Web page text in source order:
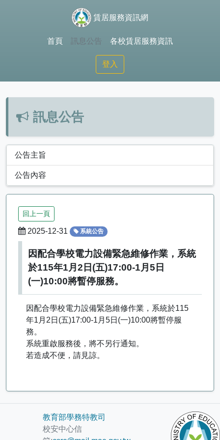
賃居服務資訊網
首頁 訊息公告 各校賃居服務資訊
登入
訊息公告
公告主旨
公告內容
回上一頁
2025-12-31 系統公告
因配合學校電力設備緊急維修作業，系統
於115年1月2日(五)17:00-1月5日
(一)10:00將暫停服務。
因配合學校電力設備緊急維修作業，系統於115
年1月2日(五)17:00-1月5日(一)10:00將暫停服
務。
系統重啟服務後，將不另行通知。
若造成不便，請見諒。
教育部學務特教司
校安中心信